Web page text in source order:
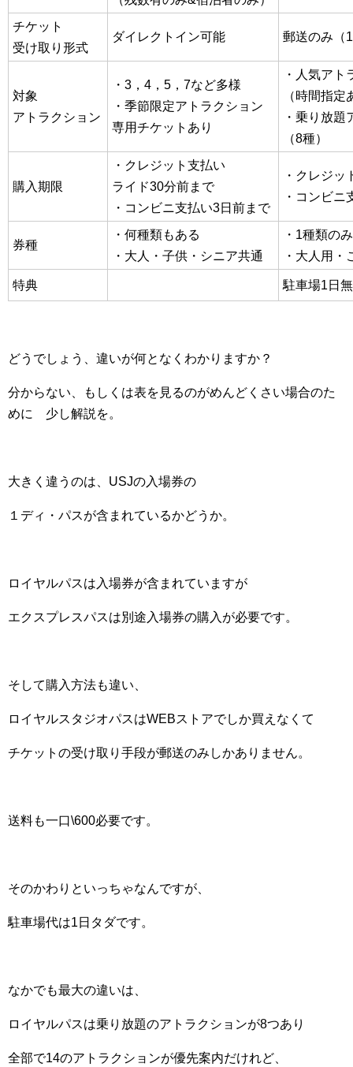
チケット
受け取り形式
ダイレクトイン可能 郵送のみ（
対象
アトラクション
・3，4，5，7など多様
・季節限定アトラクション
専用チケットあり
・人気アト
（時間指定
・乗り放題
（8種）
購入期限
・クレジット支払い
ライド30分前まで
・コンビニ支払い3日前まで
・クレジッ
・コンビニ
券種
・何種類もある
・大人・子供・シニア共通
・1種類のみ
・大人用・
特典 駐車場1日
どうでしょう、違いが何となくわかりますか？
分からない、もしくは表を見るのがめんどくさい場合のた
めに 少し解説を。
大きく違うのは、USJの入場券の
１ディ・パスが含まれているかどうか。
ロイヤルパスは入場券が含まれていますが
エクスプレスパスは別途入場券の購入が必要です。
そして購入方法も違い、
ロイヤルスタジオパスはWEBストアでしか買えなくて
チケットの受け取り手段が郵送のみしかありません。
送料も一口\600必要です。
そのかわりといっちゃなんですが、
駐車場代は1日タダです。
なかでも最大の違いは、
ロイヤルパスは乗り放題のアトラクションが8つあり
全部で14のアトラクションが優先案内だけれど、